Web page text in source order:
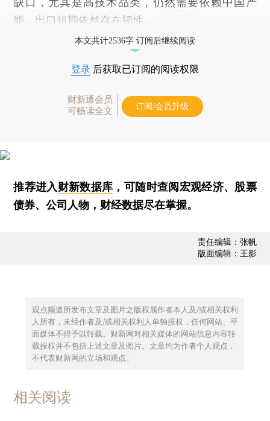
能，出口短期依然存在韧性。
本文共计2536字 订阅后继续阅读
登录 后获取已订阅的阅读权限
财新通会员
可畅读全文
订阅/会员升级
推荐进入财新数据库 ，可随时查阅宏观经济、股票
债券、公司人物，财经数据尽在掌握。
责任编辑：张帆
版面编辑：王影
观点频道所发布文章及图片之版权属作者本人及/或相关权利
人所有，未经作者及/或相关权利人单独授权，任何网站、平
面媒体不得予以转载。财新网对相关媒体的网站信息内容转
载授权并不包括上述文章及图片。文章均为作者个人观点，
不代表财新网的立场和观点。
相关阅读